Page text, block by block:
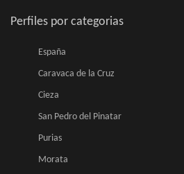
Perfiles por categorias
España
Caravaca de la Cruz
Cieza
San Pedro del Pinatar
Purias
Morata